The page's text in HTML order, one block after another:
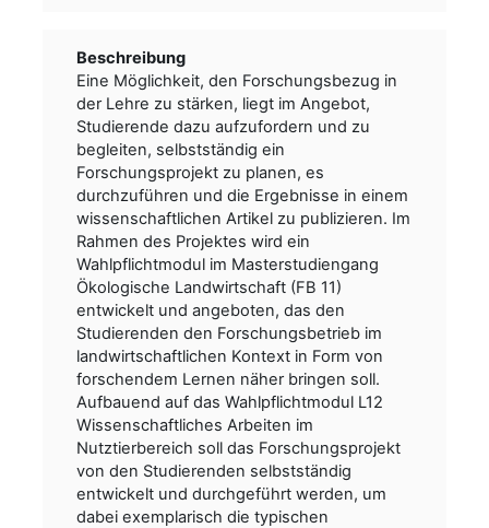
Beschreibung
Eine Möglichkeit, den Forschungsbezug in
der Lehre zu stärken, liegt im Angebot,
Studierende dazu aufzufordern und zu
begleiten, selbstständig ein
Forschungsprojekt zu planen, es
durchzuführen und die Ergebnisse in einem
wissenschaftlichen Artikel zu publizieren. Im
Rahmen des Projektes wird ein
Wahlpflichtmodul im Masterstudiengang
Ökologische Landwirtschaft (FB 11)
entwickelt und angeboten, das den
Studierenden den Forschungsbetrieb im
landwirtschaftlichen Kontext in Form von
forschendem Lernen näher bringen soll.
Aufbauend auf das Wahlpflichtmodul L12
Wissenschaftliches Arbeiten im
Nutztierbereich soll das Forschungsprojekt
von den Studierenden selbstständig
entwickelt und durchgeführt werden, um
dabei exemplarisch die typischen